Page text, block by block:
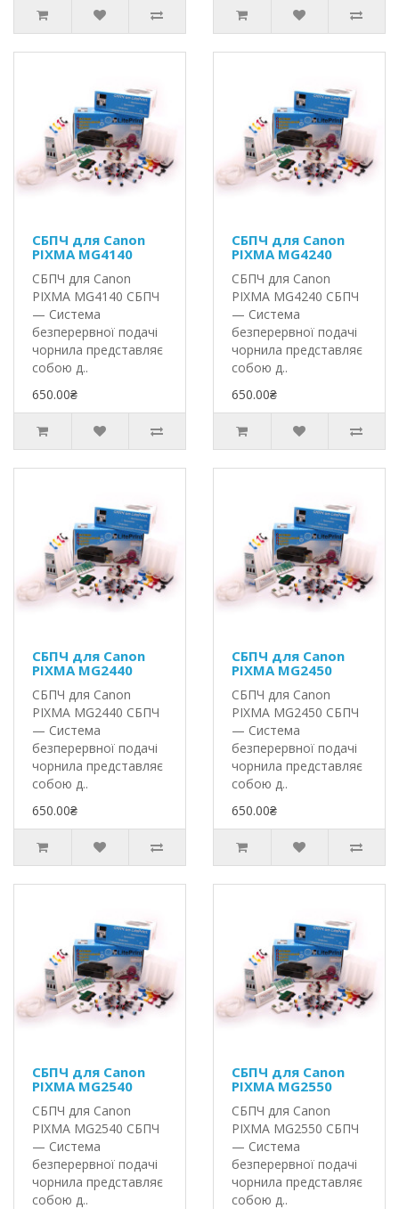
СБПЧ для Canon
PIXMA MG4140
СБПЧ для Canon
PIXMA MG4140 СБПЧ
— Система
безперервної подачі
чорнила представляє
собою д..
650.00₴
СБПЧ для Canon
PIXMA MG4240
СБПЧ для Canon
PIXMA MG4240 СБПЧ
— Система
безперервної подачі
чорнила представляє
собою д..
650.00₴
СБПЧ для Canon
PIXMA MG2440
СБПЧ для Canon
PIXMA MG2440 СБПЧ
— Система
безперервної подачі
чорнила представляє
собою д..
650.00₴
СБПЧ для Canon
PIXMA MG2450
СБПЧ для Canon
PIXMA MG2450 СБПЧ
— Система
безперервної подачі
чорнила представляє
собою д..
650.00₴
СБПЧ для Canon
PIXMA MG2540
СБПЧ для Canon
PIXMA MG2540 СБПЧ
— Система
безперервної подачі
чорнила представляє
собою д..
СБПЧ для Canon
PIXMA MG2550
СБПЧ для Canon
PIXMA MG2550 СБПЧ
— Система
безперервної подачі
чорнила представляє
собою д..